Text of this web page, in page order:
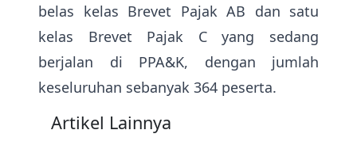
belas kelas Brevet Pajak AB dan satu
kelas Brevet Pajak C yang sedang
berjalan di PPA&K, dengan jumlah
keseluruhan sebanyak 364 peserta.
Artikel Lainnya